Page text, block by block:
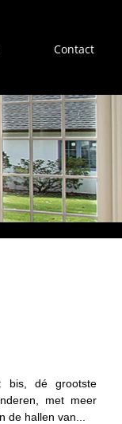
Contact
bis, dé grootste
met meer
de hallen van...